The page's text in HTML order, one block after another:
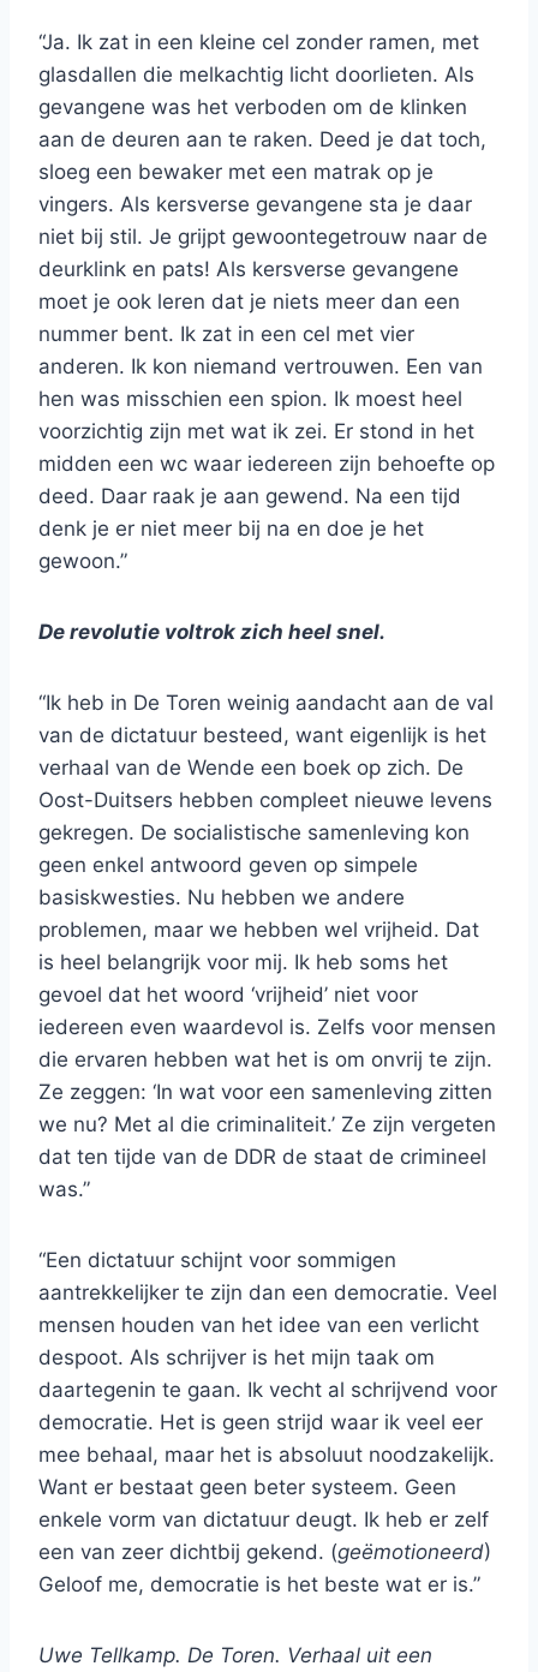
“Ja. Ik zat in een kleine cel zonder ramen, met
glasdallen die melkachtig licht doorlieten. Als
gevangene was het verboden om de klinken
aan de deuren aan te raken. Deed je dat toch,
sloeg een bewaker met een matrak op je
vingers. Als kersverse gevangene sta je daar
niet bij stil. Je grijpt gewoontegetrouw naar de
deurklink en pats! Als kersverse gevangene
moet je ook leren dat je niets meer dan een
nummer bent. Ik zat in een cel met vier
anderen. Ik kon niemand vertrouwen. Een van
hen was misschien een spion. Ik moest heel
voorzichtig zijn met wat ik zei. Er stond in het
midden een wc waar iedereen zijn behoefte op
deed. Daar raak je aan gewend. Na een tijd
denk je er niet meer bij na en doe je het
gewoon.”
De revolutie voltrok zich heel snel.
“Ik heb in De Toren weinig aandacht aan de val
van de dictatuur besteed, want eigenlijk is het
verhaal van de Wende een boek op zich. De
Oost-Duitsers hebben compleet nieuwe levens
gekregen. De socialistische samenleving kon
geen enkel antwoord geven op simpele
basiskwesties. Nu hebben we andere
problemen, maar we hebben wel vrijheid. Dat
is heel belangrijk voor mij. Ik heb soms het
gevoel dat het woord ‘vrijheid’ niet voor
iedereen even waardevol is. Zelfs voor mensen
die ervaren hebben wat het is om onvrij te zijn.
Ze zeggen: ‘In wat voor een samenleving zitten
we nu? Met al die criminaliteit.’ Ze zijn vergeten
dat ten tijde van de DDR de staat de crimineel
was.”
“Een dictatuur schijnt voor sommigen
aantrekkelijker te zijn dan een democratie. Veel
mensen houden van het idee van een verlicht
despoot. Als schrijver is het mijn taak om
daartegenin te gaan. Ik vecht al schrijvend voor
democratie. Het is geen strijd waar ik veel eer
mee behaal, maar het is absoluut noodzakelijk.
Want er bestaat geen beter systeem. Geen
enkele vorm van dictatuur deugt. Ik heb er zelf
een van zeer dichtbij gekend. (geëmotioneerd)
Geloof me, democratie is het beste wat er is.”
Uwe Tellkamp. De Toren. Verhaal uit een